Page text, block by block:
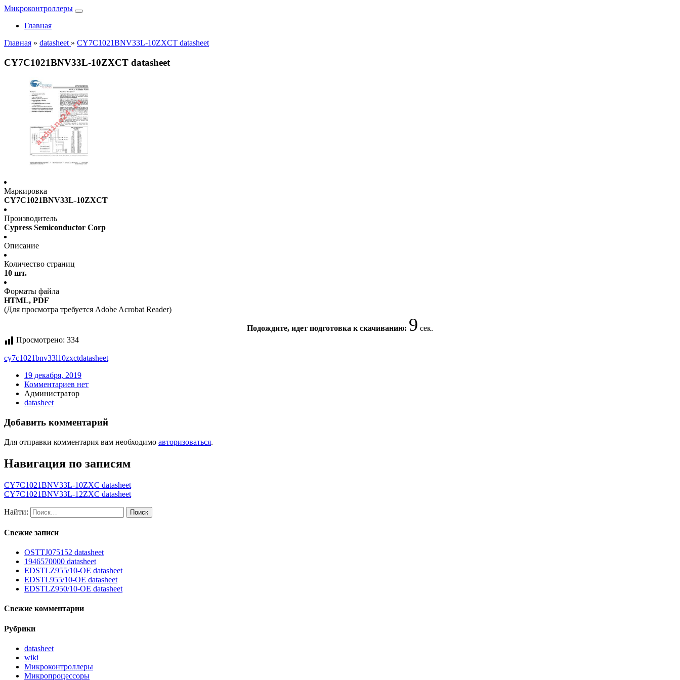
Микроконтроллеры
Главная
Главная » datasheet » CY7C1021BNV33L-10ZXCT datasheet
CY7C1021BNV33L-10ZXCT datasheet
Маркировка
CY7C1021BNV33L-10ZXCT
Производитель
Cypress Semiconductor Corp
Описание
Количество страниц
10 шт.
Форматы файла
HTML, PDF
(Для просмотра требуется Adobe Acrobat Reader)
Подождите, идет подготовка к скачиванию: 9 сек.
Просмотрено: 334
cy7c1021bnv33l10zxctdatasheet
19 декабря, 2019
Комментариев нет
Администратор
datasheet
Добавить комментарий
Для отправки комментария вам необходимо авторизоваться.
Навигация по записям
CY7C1021BNV33L-10ZXC datasheet
CY7C1021BNV33L-12ZXC datasheet
Найти:
Свежие записи
OSTTJ075152 datasheet
1946570000 datasheet
EDSTLZ955/10-OE datasheet
EDSTL955/10-OE datasheet
EDSTLZ950/10-OE datasheet
Свежие комментарии
Рубрики
datasheet
wiki
Микроконтроллеры
Микропроцессоры